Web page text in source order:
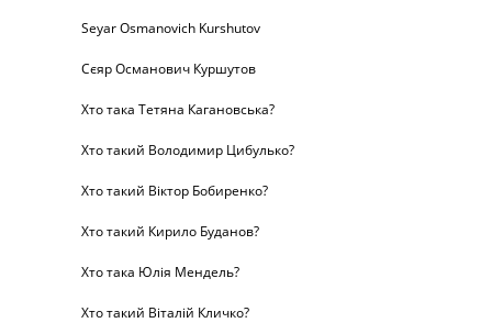
Seyar Osmanovich Kurshutov
Сєяр Османович Куршутов
Хто така Тетяна Кагановська?
Хто такий Володимир Цибулько?
Хто такий Віктор Бобиренко?
Хто такий Кирило Буданов?
Хто така Юлія Мендель?
Хто такий Віталій Кличко?